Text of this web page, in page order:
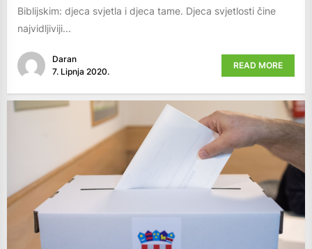
Biblijskim: djeca svjetla i djeca tame. Djeca svjetlosti čine
najvidljiviji...
Daran
7. Lipnja 2020.
READ MORE